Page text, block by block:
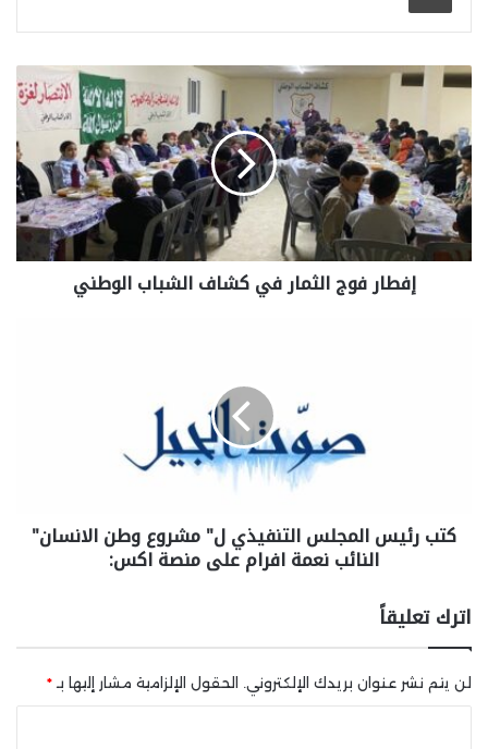
إفطار فوج الثمار في كشاف الشباب الوطني
كتب رئيس المجلس التنفيذي ل" مشروع وطن الانسان"
النائب نعمة افرام على منصة اكس:
اترك تعليقاً
لن يتم نشر عنوان بريدك الإلكتروني. الحقول الإلزامية مشار إليها بـ *